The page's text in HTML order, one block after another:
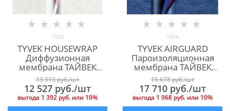
1925
TYVEK HOUSEWRAP
Диффузионная
мембрана ТАЙВЕК
ХАУСРЭП
13 919 руб./шт
12 527 руб./шт
выгода 1 392 руб. или 10%
1926
TYVEK AIRGUARD
Пароизоляционная
мембрана ТАЙВЕК
ЭЙРГАРД
19 678 руб./шт
17 710 руб./шт
выгода 1 968 руб. или 10%